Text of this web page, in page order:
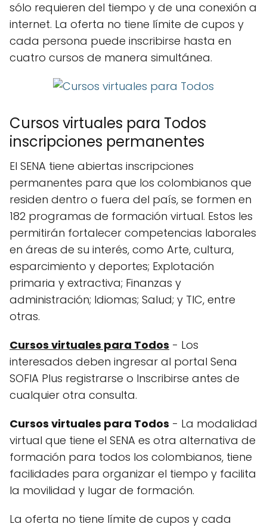
sólo requieren del tiempo y de una conexión a
internet. La oferta no tiene límite de cupos y
cada persona puede inscribirse hasta en
cuatro cursos de manera simultánea.
Cursos virtuales para Todos
inscripciones permanentes
El SENA tiene abiertas inscripciones
permanentes para que los colombianos que
residen dentro o fuera del país, se formen en
182 programas de formación virtual. Estos les
permitirán fortalecer competencias laborales
en áreas de su interés, como Arte, cultura,
esparcimiento y deportes; Explotación
primaria y extractiva; Finanzas y
administración; Idiomas; Salud; y TIC, entre
otras.
Cursos virtuales para Todos - Los
interesados deben ingresar al portal Sena
SOFIA Plus registrarse o Inscribirse antes de
cualquier otra consulta.
Cursos virtuales para Todos - La modalidad
virtual que tiene el SENA es otra alternativa de
formación para todos los colombianos, tiene
facilidades para organizar el tiempo y facilita
la movilidad y lugar de formación.
La oferta no tiene límite de cupos y cada